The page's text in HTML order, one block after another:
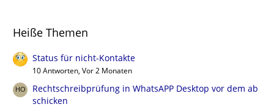
Heiße Themen
Status für nicht-Kontakte
10 Antworten, Vor 2 Monaten
Rechtschreibprüfung in WhatsAPP Desktop vor dem ab
schicken